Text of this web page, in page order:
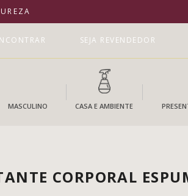
SEJA REVENDEDOR
MASCULINO CASA E AMBIENTE
CORPORAL